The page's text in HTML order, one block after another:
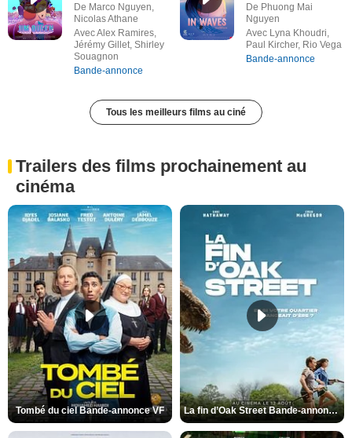
De Marco Nguyen,
Nicolas Athane
Avec Alex Ramires,
Jérémy Gillet, Shirley
Souagnon
Bande-annonce
De Phuong Mai
Nguyen
Avec Lyna Khoudri,
Paul Kircher, Rio Vega
Bande-annonce
Tous les meilleurs films au ciné
Trailers des films prochainement au
cinéma
Tombé du ciel Bande-annonce VF La fin d’Oak Street Bande-annonce VO STFR